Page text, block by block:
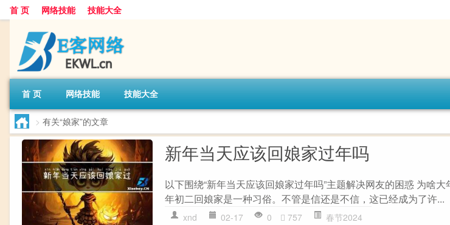
首 页 网络技能 技能大全
首 页 网络技能 技能大全
> 有关“娘家”的文章
新年当天应该回娘家过年吗
以下围绕“新年当天应该回娘家过年吗”主题解决网友的困惑 为啥
年初二回娘家是一种习俗。不管是信还是不信，这已经成为了许...
xnd 02-17 0 757 春节2024